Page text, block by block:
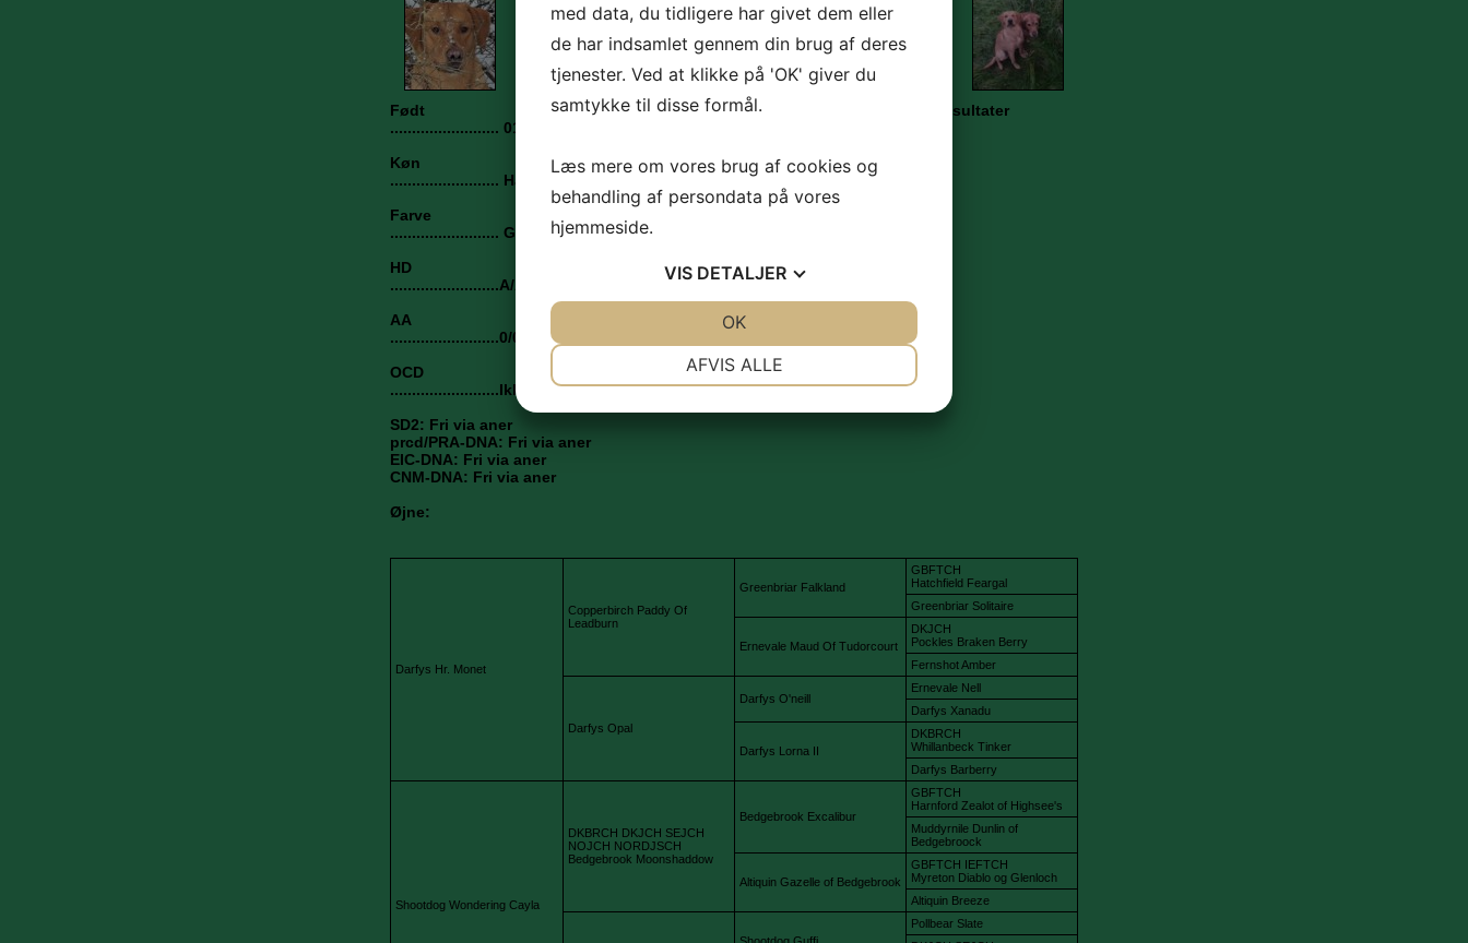
Født
......................... 01.07.2022
Køn
......................... Han
Farve
......................... Gul
HD
.........................A/A
AA
.........................0/0
OCD
.........................Ikke påvist
SD2: Fri via aner
prcd/PRA-DNA: Fri via aner
EIC-DNA: Fri via aner
CNM-DNA: Fri via aner
Øjne:
Brugsprøve Bestået
RJK - Apporteringsprøve
Bestået
apporteringsprøve 232 point
RJK WT åben klasse - Udm.
Udstillings resultater
Darfys Hr. Monet
Copperbirch Paddy Of
Leadburn
Greenbriar Falkland
GBFTCH
Hatchfield Feargal
Greenbriar Solitaire
Ernevale Maud Of Tudorcourt
DKJCH
Pockles Braken Berry
Fernshot Amber
Darfys Opal
Darfys O'neill
Ernevale Nell
Darfys Xanadu
Darfys Lorna II
DKBRCH
Whillanbeck Tinker
Darfys Barberry
Shootdog Wondering Cayla
DKBRCH DKJCH SEJCH
NOJCH NORDJSCH
Bedgebrook Moonshaddow
Bedgebrook Excalibur
GBFTCH
Harnford Zealot of Highsee's
Muddyrnile Dunlin of
Bedgebroock
Altiquin Gazelle of Bedgebrook
GBFTCH IEFTCH
Myreton Diablo og Glenloch
Altiquin Breeze
Pollbear Slate
med data, du tidligere har givet dem eller
de har indsamlet gennem din brug af deres
tjenester. Ved at klikke på 'OK' giver du
samtykke til disse formål.
Læs mere om vores brug af cookies og
behandling af persondata på vores
hjemmeside.
VIS DETALJER
AFVIS ALLE
OK